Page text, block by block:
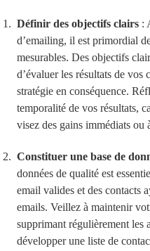
Définir des objectifs clairs :
d’emailing, il est primordial
mesurables. Des objectifs
d’évaluer les résultats de vos
stratégie en conséquence.
temporalité de vos résultats,
visez des gains immédiats ou
Constituer une base de
données de qualité est
email valides et des contacts
emails. Veillez à maintenir
supprimant régulièrement les
développer une liste de